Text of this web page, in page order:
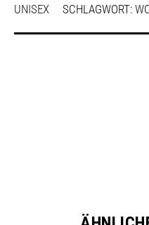
UNISEX
SCHLAGWORT: